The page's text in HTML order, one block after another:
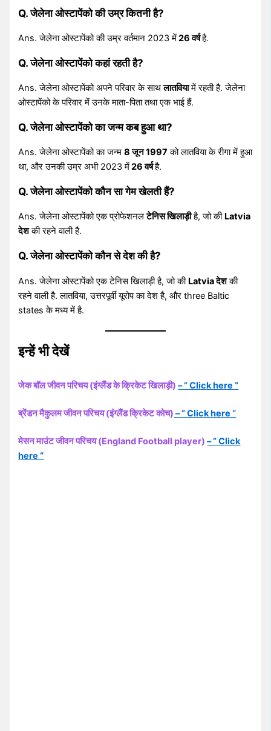
Q. जेलेना ओस्टापेंको की उम्र कितनी है?
Ans. जेलेना ओस्टापेंको की उम्र वर्तमान 2023 में26 वर्षहै.
Q. जेलेना ओस्टापेंको कहां रहती है?
Ans. जेलेना ओस्टापेंको अपने परिवार के साथलातवियामें रहती है. जेलेना
ओस्टापेंको के परिवार में उनके माता-पिता तथा एक भाई हैं.
Q. जेलेना ओस्टापेंको का जन्म कब हुआ था?
Ans. जेलेना ओस्टापेंको का जन्म8 जून 1997 को लातविया के रीगा में हुआ
था, और उनकी उम्र अभी 2023 में26 वर्षहै.
Q. जेलेना ओस्टापेंको कौन सा गेम खेलती हैं?
Ans. जेलेना ओस्टापेंको एक प्रोफेशनलटेनिस खिलाड़ीहै, जो की Latvia
देशकी रहने वाली है.
Q. जेलेना ओस्टापेंको कौन से देश की है?
Ans. जेलेना ओस्टापेंको एक टेनिस खिलाड़ी है, जो की Latvia देशकी
रहने वाली है. लातविया, उत्तरपूर्वी यूरोप का देश है, और three Baltic
states के मध्य में है.
इन्हें भी देखें
जेक बॉल जीवन परिचय (इंग्लैंड के क्रिकेट खिलाड़ी)– ” Click here “
ब्रेंडन मैकुलम जीवन परिचय (इंग्लैंड क्रिकेट कोच) – ” Click here “
मेसन माउंट जीवन परिचय (England Football player)– ” Click
here “